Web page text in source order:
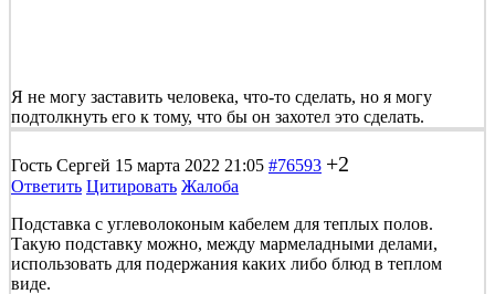
Я не могу заставить человека, что-то сделать, но я могу
подтолкнуть его к тому, что бы он захотел это сделать.
Гость Сергей 15 марта 2022 21:05 #76593 +2
Ответить Цитировать Жалоба
Подставка с углеволоконым кабелем для теплых полов.
Такую подставку можно, между мармеладными делами,
использовать для подержания каких либо блюд в теплом
виде.